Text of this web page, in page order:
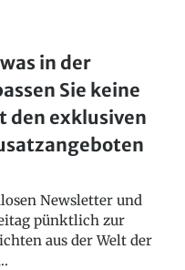
in der
Sie keine
den exklusiven
Newsletter und
pünktlich zur
aus der Welt der